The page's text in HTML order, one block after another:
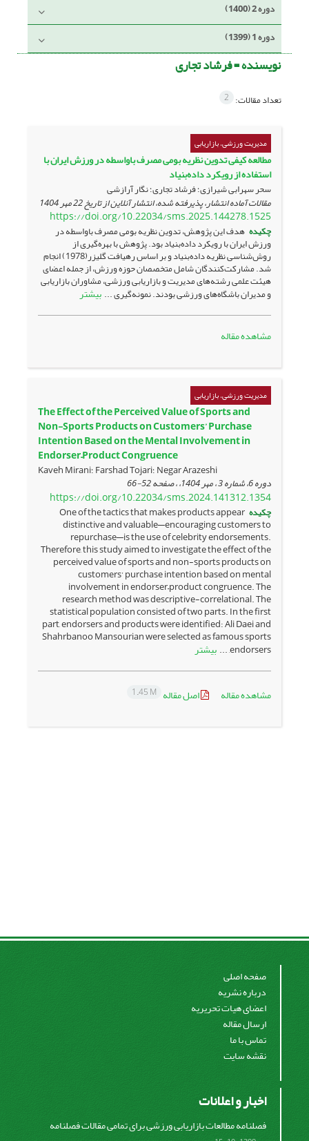
دوره 2 (1400)
دوره 1 (1399)
نویسنده =فرشاد تجاری
تعداد مقالات: 2
مدیریت ورزشی، بازاریابی
مطالعه کیفی تدوین نظریه بومی مصرف باواسطه در ورزش ایران با
استفاده از رویکرد داده‌بنیاد
سحر سهرابی شیرازی؛ فرشاد تجاری؛ نگار آرازشی
مقالات آماده انتشار، پذیرفته شده، انتشار آنلاین از تاریخ22 مهر 1404
https://doi.org/10.22034/sms.2025.144278.1525
چکیده هدف این پژوهش، تدوین نظریه بومی مصرف باواسطه در
ورزش ایران با رویکرد داده‌بنیاد بود. پژوهش با بهره‌گیری از
روش‌شناسی نظریه داده‌بنیاد و بر اساس رهیافت گلیزر(1978) انجام
شد. مشارکت‌کنندگان شامل متخصصان حوزه ورزش، از جمله اعضای
هیئت علمی رشته‌های مدیریت و بازاریابی ورزشی، مشاوران بازاریابی
و مدیران باشگاه‌های ورزشی بودند. نمونه‌گیری ... بیشتر
مشاهده مقاله
مدیریت ورزشی، بازاریابی
The Effect of the Perceived Value of Sports and
Non-Sports Products on Customers’ Purchase
Intention Based on the Mental Involvement in
Endorser–Product Congruence
Kaveh Mirani؛ Farshad Tojari؛ Negar Arazeshi
دوره 6، شماره 3 ، مهر 1404، ، صفحه 52-66
https://doi.org/10.22034/sms.2024.141312.1354
چکیده One of the tactics that makes products appear
distinctive and valuable—encouraging customers to
repurchase—is the use of celebrity endorsements.
Therefore, this study aimed to investigate the effect of the
perceived value of sports and non-sports products on
customers’ purchase intention based on mental
involvement in endorser–product congruence. The
research method was descriptive-correlational. The
statistical population consisted of two parts. In the first
part, endorsers and products were identified: Ali Daei and
Shahrbanoo Mansourian were selected as famous sports
endorsers, ... بیشتر
مشاهده مقاله اصل مقاله 1.45 M
صفحه اصلی
درباره نشریه
اعضای هیات تحریریه
ارسال مقاله
تماس با ما
نقشه سایت
اخبار و اعلانات
فصلنامه مطالعات بازاریابی ورزشی برای تمامی مقالات فصلنامه